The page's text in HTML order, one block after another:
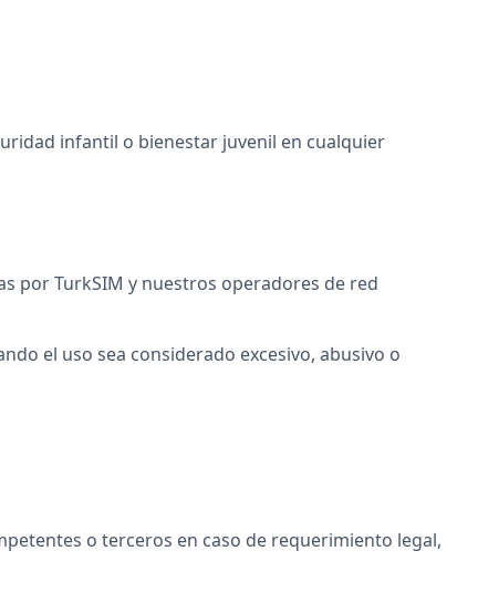
infantil o bienestar juvenil en cualquier
por TurkSIM y nuestros operadores de red
el uso sea considerado excesivo, abusivo o
o terceros en caso de requerimiento legal,